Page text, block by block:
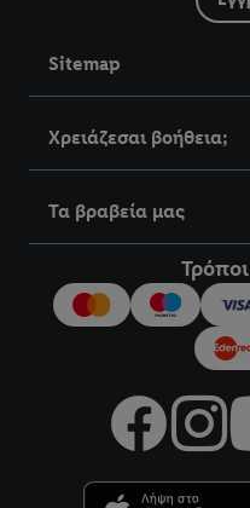
Sitemap
Χρειάζεσαι βοήθεια;
Τα βραβεία μας